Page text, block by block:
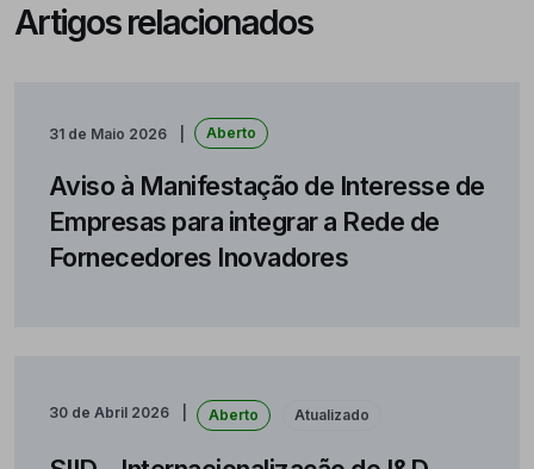
Artigos relacionados
31 de Maio 2026 Aberto
Aviso à Manifestação de Interesse de
Empresas para integrar a Rede de
Fornecedores Inovadores
30 de Abril 2026 Aberto Atualizado